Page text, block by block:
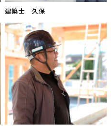
建築士 久保